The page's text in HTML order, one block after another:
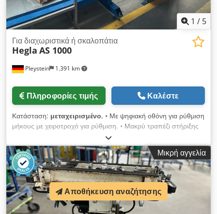
1 / 5
Pleystein 1.391 km
Για διαχωριστικά ή σκαλοπάτια
Hegla AS 1000
Πληροφορίες τιμής Καλέστε
Κατάσταση: μεταχειρισμένο, • Με ψηφιακή οθόνη για ρύθμιση
μήκους με χειροτροχό για ρύθμιση. • Μακρύ τραπέζι στήριξης
αριστερά και δεξιά • Ράφι αποθήκευσης πίσω • Αναρρόφηση •
Ανταλλακτικές λεπίδες πριονιού • Τιμή κατόπιν αιτήματος
Dcedpfxswcm Nqo Agtsk
Μικρή αγγελία
Αποθήκευση αναζήτησης